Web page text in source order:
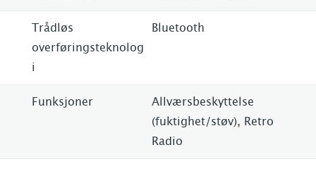
Trådløs
overføringsteknolog
i
Bluetooth
Funksjoner
Allværsbeskyttelse
(fuktighet/støv), Retro
Radio